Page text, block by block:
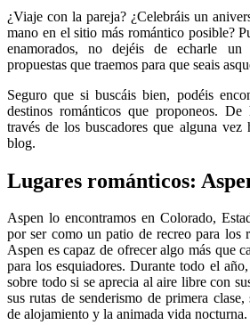
¿Viaje con la pareja? ¿Celebráis un
mano en el sitio más romántico posible?
enamorados, no dejéis de echarle
propuestas que traemos para que seais
Seguro que si buscáis bien, podéis
destinos románticos que proponeos.
través de los buscadores que alguna vez
blog.
Lugares románticos:
Aspen lo encontramos en Colorado,
por ser como un patio de recreo para los
Aspen es capaz de ofrecer algo más que
para los esquiadores. Durante todo el
sobre todo si se aprecia al aire libre con
sus rutas de senderismo de primera
de alojamiento y la animada vida nocturna.